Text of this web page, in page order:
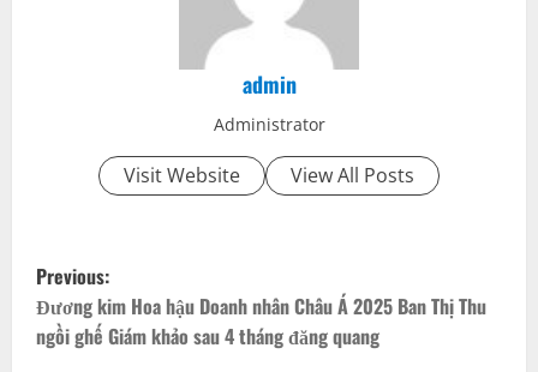
admin
Administrator
Visit Website View All Posts
P
o
Previous:
Đương kim Hoa hậu Doanh nhân Châu Á 2025 Ban Thị Thu
ngồi ghế Giám khảo sau 4 tháng đăng quang